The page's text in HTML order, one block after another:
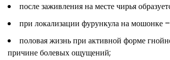
после заживления на месте чирья
при локализации фурункула на мошонке
половая жизнь при активной форме
причине болевых ощущений;